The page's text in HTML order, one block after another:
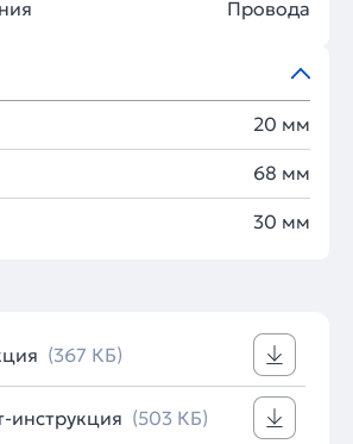
Провода
20 мм
68 мм
30 мм
(367 КБ)
инструкция (503 КБ)